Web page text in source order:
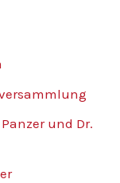
und Dr.